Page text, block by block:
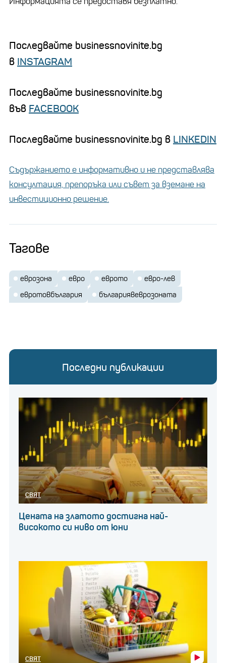
Последвайте businessnovinite.bg
в INSTAGRAM
Последвайте businessnovinite.bg
във FACEBOOK
Последвайте businessnovinite.bg в LINKEDIN
Съдържанието е информативно и не представлява
консултация, препоръка или съвет за вземане на
инвестиционно решение.
Тагове
еврозона евро еврото
евро-лев
евротовбългария
българиявеврозоната
Последни публикации
СВЯТ
Цената на златото достигна най-
високото си ниво от юни
СВЯТ